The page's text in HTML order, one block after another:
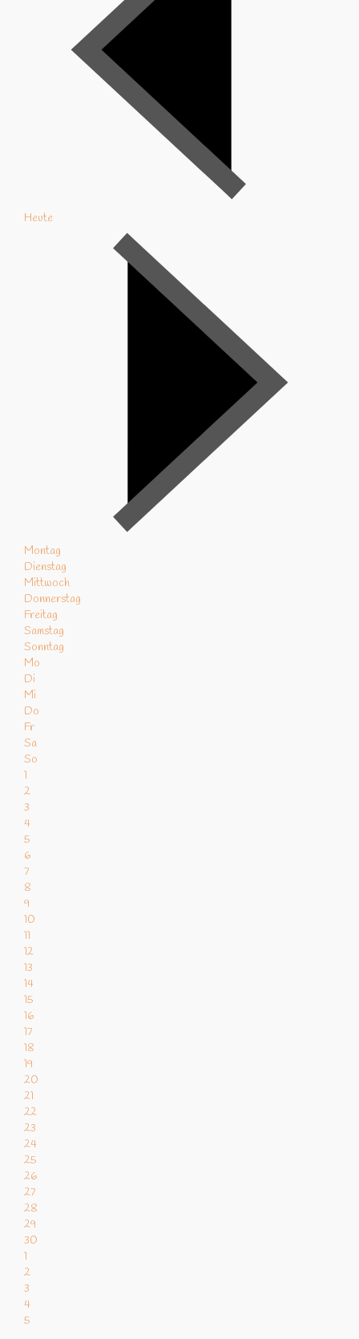
Heute
Montag
Dienstag
Mittwoch
Donnerstag
Freitag
Samstag
Sonntag
Mo
Di
Mi
Do
Fr
Sa
So
1
2
3
4
5
6
7
8
9
10
11
12
13
14
15
16
17
18
19
20
21
22
23
24
25
26
27
28
29
30
1
2
3
4
5